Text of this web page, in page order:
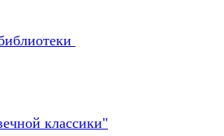
классики"